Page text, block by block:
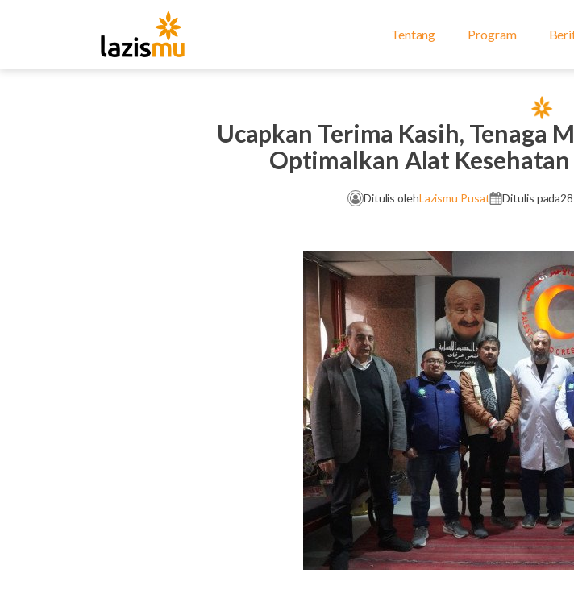
Tentang Program
Ucapkan Terima Kasih, Tenaga
Optimalkan Alat
Ditulis olehLazismu Pusat Ditulis pada